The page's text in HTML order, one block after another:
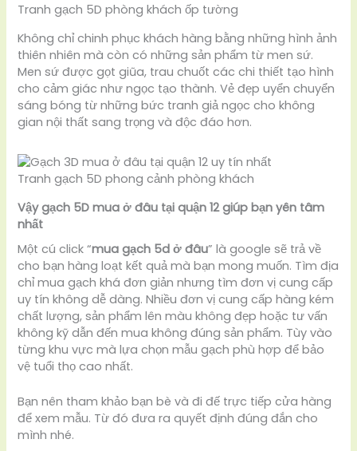
Tranh gạch 5D phòng khách ốp tường
Không chỉ chinh phục khách hàng bằng những hình ảnh
thiên nhiên mà còn có những sản phẩm từ men sứ.
Men sứ được gọt giũa, trau chuốt các chi thiết tạo hình
cho cảm giác như ngọc tạo thành. Vẻ đẹp uyển chuyển
sáng bóng từ những bức tranh giả ngọc cho không
gian nội thất sang trọng và độc đáo hơn.
Tranh gạch 5D phong cảnh phòng khách
Vậy gạch 5D mua ở đâu tại quận 12 giúp bạn yên tâm
nhất
Một cú click “mua gạch 5d ở đâu” là google sẽ trả về
cho bạn hàng loạt kết quả mà bạn mong muốn. Tìm địa
chỉ mua gạch khá đơn giản nhưng tìm đơn vị cung cấp
uy tín không dễ dàng. Nhiều đơn vị cung cấp hàng kém
chất lượng, sản phẩm lên màu không đẹp hoặc tư vấn
không kỹ dẫn đến mua không đúng sản phẩm. Tùy vào
từng khu vực mà lựa chọn mẫu gạch phù hợp để bảo
vệ tuổi thọ cao nhất.
Bạn nên tham khảo bạn bè và đi đế trực tiếp cửa hàng
để xem mẫu. Từ đó đưa ra quyết định đúng đắn cho
mình nhé.